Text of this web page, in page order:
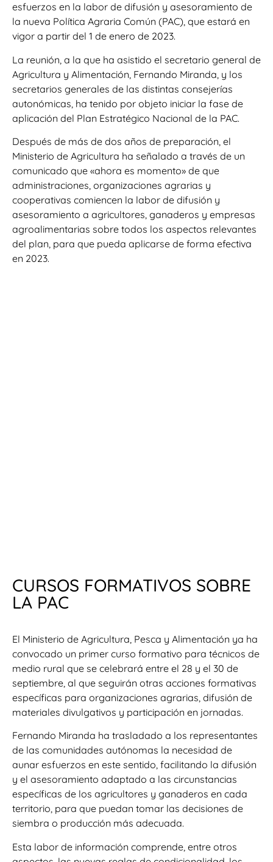
esfuerzos en la labor de difusión y asesoramiento de
la nueva Política Agraria Común (PAC), que estará en
vigor a partir del 1 de enero de 2023.
La reunión, a la que ha asistido el secretario general de
Agricultura y Alimentación, Fernando Miranda, y los
secretarios generales de las distintas consejerías
autonómicas, ha tenido por objeto iniciar la fase de
aplicación del Plan Estratégico Nacional de la PAC.
Después de más de dos años de preparación, el
Ministerio de Agricultura ha señalado a través de un
comunicado que «ahora es momento» de que
administraciones, organizaciones agrarias y
cooperativas comiencen la labor de difusión y
asesoramiento a agricultores, ganaderos y empresas
agroalimentarias sobre todos los aspectos relevantes
del plan, para que pueda aplicarse de forma efectiva
en 2023.
CURSOS FORMATIVOS SOBRE
LA PAC
El Ministerio de Agricultura, Pesca y Alimentación ya ha
convocado un primer curso formativo para técnicos de
medio rural que se celebrará entre el 28 y el 30 de
septiembre, al que seguirán otras acciones formativas
específicas para organizaciones agrarias, difusión de
materiales divulgativos y participación en jornadas.
Fernando Miranda ha trasladado a los representantes
de las comunidades autónomas la necesidad de
aunar esfuerzos en este sentido, facilitando la difusión
y el asesoramiento adaptado a las circunstancias
específicas de los agricultores y ganaderos en cada
territorio, para que puedan tomar las decisiones de
siembra o producción más adecuada.
Esta labor de información comprende, entre otros